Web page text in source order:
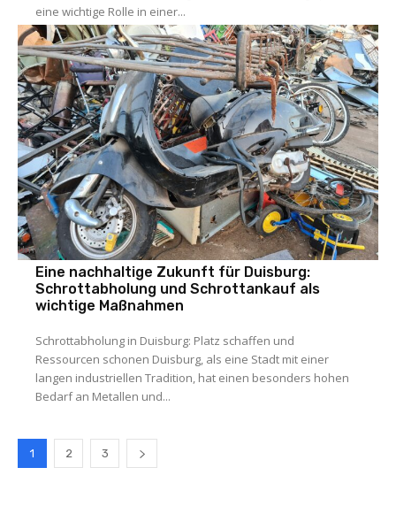
eine wichtige Rolle in einer...
Umwelt
Eine nachhaltige Zukunft für Duisburg:
Schrottabholung und Schrottankauf als
wichtige Maßnahmen
Schrottabholung in Duisburg: Platz schaffen und
Ressourcen schonen Duisburg, als eine Stadt mit einer
langen industriellen Tradition, hat einen besonders hohen
Bedarf an Metallen und...
1 2 3